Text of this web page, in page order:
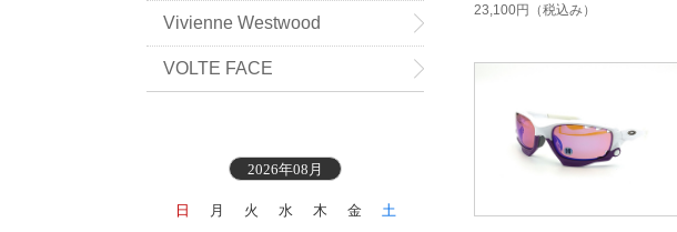
23,100円 （税込み）
Vivienne Westwood
VOLTE FACE
2026年08月
日 月 火 水 木 金
土